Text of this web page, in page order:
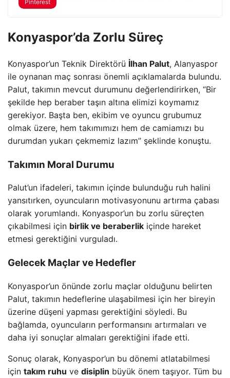
Pinterest
Konyaspor’da Zorlu Süreç
Konyaspor’un Teknik Direktörü İlhan Palut, Alanyaspor
ile oynanan maç sonrası önemli açıklamalarda bulundu.
Palut, takımın mevcut durumunu değerlendirirken, “Bir
şekilde hep beraber taşın altına elimizi koymamız
gerekiyor. Başta ben, ekibim ve oyuncu grubumuz
olmak üzere, hem takımımızı hem de camiamızı bu
durumdan yukarı çekmemiz lazım” şeklinde konuştu.
Takımın Moral Durumu
Palut’un ifadeleri, takımın içinde bulunduğu ruh halini
yansıtırken, oyuncuların motivasyonunu artırma çabası
olarak yorumlandı. Konyaspor’un bu zorlu süreçten
çıkabilmesi için birlik ve beraberlik içinde hareket
etmesi gerektiğini vurguladı.
Gelecek Maçlar ve Hedefler
Konyaspor’un önünde zorlu maçlar olduğunu belirten
Palut, takımın hedeflerine ulaşabilmesi için her bireyin
üzerine düşeni yapması gerektiğini söyledi. Bu
bağlamda, oyuncuların performansını artırmaları ve
daha iyi sonuçlar almaları gerektiğini ifade etti.
Sonuç olarak, Konyaspor’un bu dönemi atlatabilmesi
için takım ruhu ve disiplin büyük önem taşıyor. Tüm bu